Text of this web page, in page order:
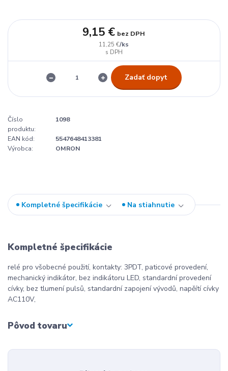
11,25 €/ks
9,15 € bez DPH
Zadať dopyt
Číslo
produktu:
1098
EAN kód:
5547648413381
Výrobca:
OMRON
Kompletné špecifikácie Na stiahnutie
Kompletné špecifikácie
relé pro všobecné použití, kontakty: 3PDT, paticové provedení,
mechanický indikátor, bez indikátoru LED, standardní provedení
cívky, bez tlumení pulsů, standardní zapojení vývodů, napěítí cívky
AC110V,
Pôvod tovaru